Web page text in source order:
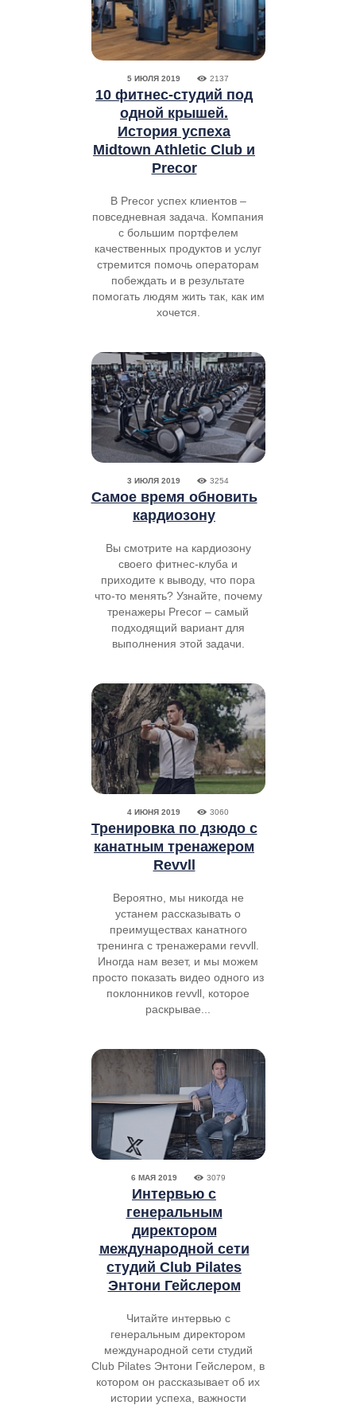
5 ИЮЛЯ 2019 2137
10 фитнес-студий под
одной крышей.
История успеха
Midtown Athletic Club и
Precor
В Precor успех клиентов –
повседневная задача. Компания
с большим портфелем
качественных продуктов и услуг
стремится помочь операторам
побеждать и в результате
помогать людям жить так, как им
хочется.
3 ИЮЛЯ 2019 3254
Самое время обновить
кардиозону
Вы смотрите на кардиозону
своего фитнес-клуба и
приходите к выводу, что пора
что-то менять? Узнайте, почему
тренажеры Precor – самый
подходящий вариант для
выполнения этой задачи.
4 ИЮНЯ 2019 3060
Тренировка по дзюдо с
канатным тренажером
Revvll
Вероятно, мы никогда не
устанем рассказывать о
преимуществах канатного
тренинга с тренажерами revvll.
Иногда нам везет, и мы можем
просто показать видео одного из
поклонников revvll, которое
раскрывае...
6 МАЯ 2019 3079
Интервью с
генеральным
директором
международной сети
студий Club Pilates
Энтони Гейслером
Читайте интервью с
генеральным директором
международной сети студий
Club Pilates Энтони Гейслером, в
котором он рассказывает об их
истории успеха, важности